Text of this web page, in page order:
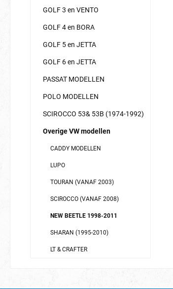
GOLF 3 en VENTO
GOLF 4 en BORA
GOLF 5 en JETTA
GOLF 6 en JETTA
PASSAT MODELLEN
POLO MODELLEN
SCIROCCO 53& 53B (1974-1992)
Overige VW modellen
CADDY MODELLEN
LUPO
TOURAN (VANAF 2003)
SCIROCCO (VANAF 2008)
NEW BEETLE 1998-2011
SHARAN (1995-2010)
LT & CRAFTER